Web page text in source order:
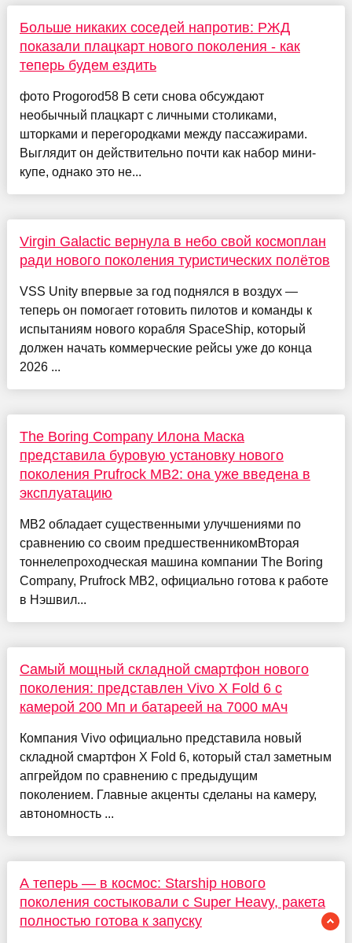
Больше никаких соседей напротив: РЖД
показали плацкарт нового поколения - как
теперь будем ездить
фото Progorod58 В сети снова обсуждают
необычный плацкарт с личными столиками,
шторками и перегородками между пассажирами.
Выглядит он действительно почти как набор мини-
купе, однако это не...
Virgin Galactic вернула в небо свой космоплан
ради нового поколения туристических полётов
VSS Unity впервые за год поднялся в воздух —
теперь он помогает готовить пилотов и команды к
испытаниям нового корабля SpaceShip, который
должен начать коммерческие рейсы уже до конца
2026 ...
The Boring Company Илона Маска
представила буровую установку нового
поколения Prufrock MB2: она уже введена в
эксплуатацию
MB2 обладает существенными улучшениями по
сравнению со своим предшественникомВторая
тоннелепроходческая машина компании The Boring
Company, Prufrock MB2, официально готова к работе
в Нэшвил...
Самый мощный складной смартфон нового
поколения: представлен Vivo X Fold 6 с
камерой 200 Мп и батареей на 7000 мАч
Компания Vivo официально представила новый
складной смартфон X Fold 6, который стал заметным
апгрейдом по сравнению с предыдущим
поколением. Главные акценты сделаны на камеру,
автономность ...
А теперь — в космос: Starship нового
поколения состыковали с Super Heavy, ракета
полностью готова к запуску